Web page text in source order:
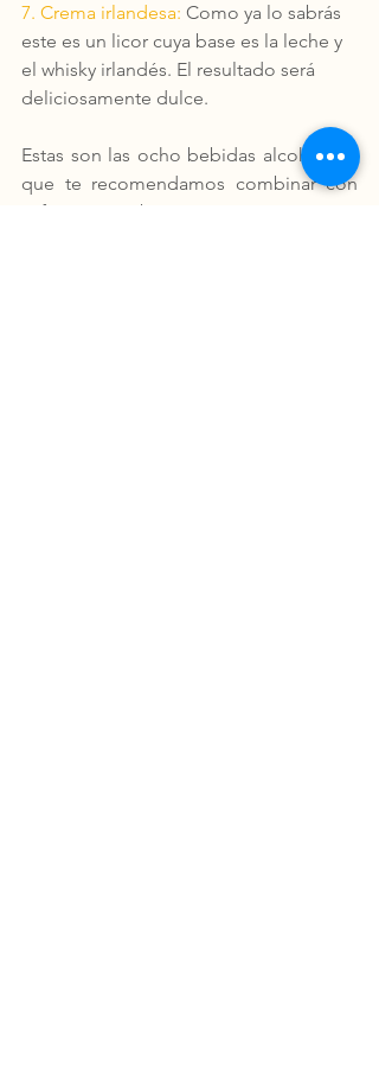
7. Crema irlandesa: Como ya lo sabrás
este es un licor cuya base es la leche y
el whisky irlandés. El resultado será
deliciosamente dulce.
Estas son las ocho bebidas alcohólicas
que te recomendamos combinar con
café para obtener una experiencia